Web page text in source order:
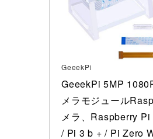
GeeekPi
GeeekPi 5MP
メラモジュール
メラ、Raspberry Pi
/ Pi 3 b + / Pi Zero